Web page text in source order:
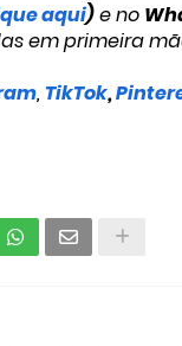
aqui)e no
em primeira
, TikTok,